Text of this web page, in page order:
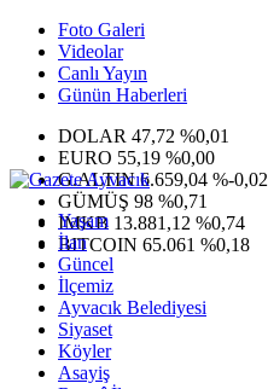
Foto Galeri
Videolar
Canlı Yayın
Günün Haberleri
DOLAR 47,72 %0,01
EURO 55,19 %0,00
G.ALTIN6.659,04 %-0,02
GÜMÜŞ 98 %0,71
IMKB 13.881,12 %0,74
BITCOIN 65.061 %0,18
Yaşam
İlan
Güncel
İlçemiz
Ayvacık Belediyesi
Siyaset
Köyler
Asayiş